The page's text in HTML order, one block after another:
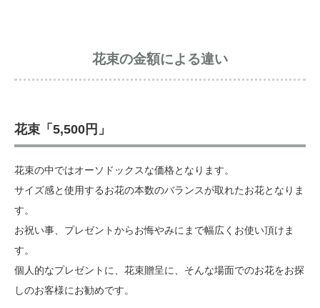
花束の金額による違い
花束「5,500円」
花束の中ではオーソドックスな価格となります。
サイズ感と使用するお花の本数のバランスが取れたお花となりま
す。
お祝い事、プレゼントからお悔やみにまで幅広くお使い頂けま
す。
個人的なプレゼントに、花束贈呈に、そんな場面でのお花をお探
しのお客様にお勧めです。